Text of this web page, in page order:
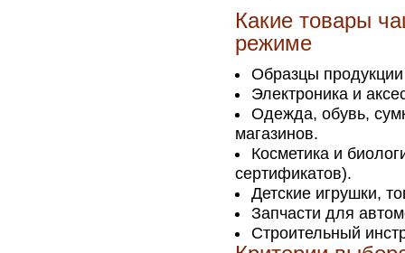
Какие товары
режиме
Образцы
Электроника и
Одежда, обувь,
магазинов.
Косметика и
сертификатов).
Детские игрушки,
Запчасти для
Строительный